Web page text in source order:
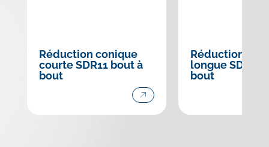
Réduction conique
courte SDR11 bout à
bout
Réduction
longue SDR17
bout